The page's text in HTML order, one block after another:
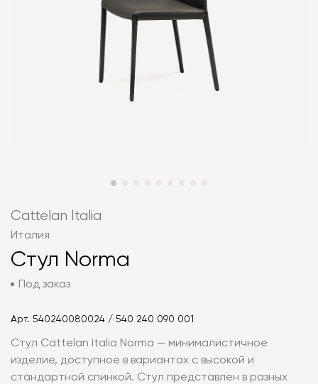
Cattelan Italia
Италия
Стул Norma
Под заказ
Арт. 540240080024 / 540 240 090 001
Стул Cattelan Italia Norma — минималистичное
изделие, доступное в вариантах с высокой и
стандартной спинкой. Стул представлен в разных